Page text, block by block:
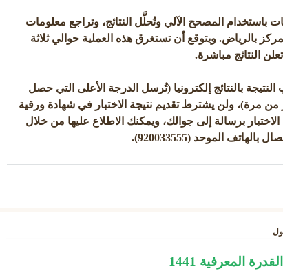
باستخدام المصحح الآلي وتُحلَّل النتائج، وتراجع معلومات
بالرياض. ويتوقع أن تستغرق هذه العملية حوالي ثلاثة
النتائج مباشرة.
بالنتائج إلكترونيا (تُرسل الدرجة الأعلى التي حصل
من مرة)، ولن يشترط تقديم نتيجة الاختبار في شهادة ورقية
برسالة إلى جوالك، ويمكنك الاطلاع عليها من خلال
الموحد (920033555).
المعرفية 1441